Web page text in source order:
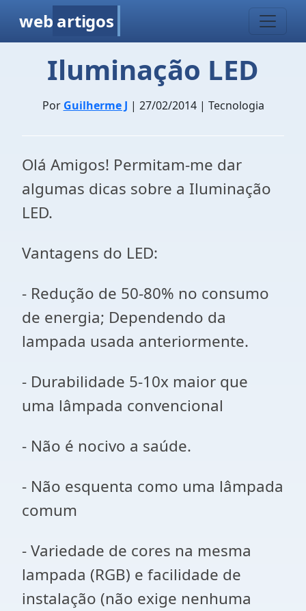
web artigos
Iluminação LED
Por Guilherme J | 27/02/2014 | Tecnologia
Olá Amigos! Permitam-me dar
algumas dicas sobre a Iluminação
LED.
Vantagens do LED:
- Redução de 50-80% no consumo
de energia; Dependendo da
lampada usada anteriormente.
- Durabilidade 5-10x maior que
uma lâmpada convencional
- Não é nocivo a saúde.
- Não esquenta como uma lâmpada
comum
- Variedade de cores na mesma
lampada (RGB) e facilidade de
instalação (não exige nenhuma